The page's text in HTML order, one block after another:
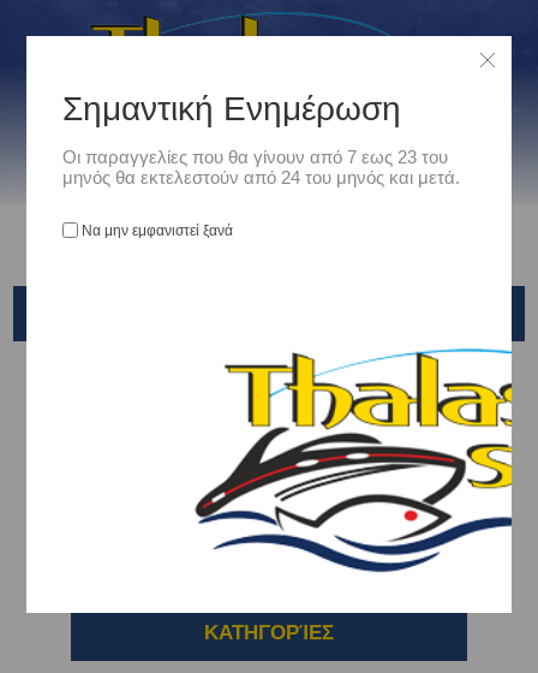
Αξεσουάρ / Απαγγιστρωτές - Βελόνες
ΑΠΑΓΓΙΣΤΡΩΤΕΣ
ΒΕΛΟΝΕΣ
ΚΑΤΗΓΟΡΊΕΣ
Σημαντική Ενημέρωση
Οι παραγγελίες που θα γίνουν από 7 εως 23 του
μηνός θα εκτελεστούν από 24 του μηνός και μετά.
Να μην εμφανιστεί ξανά